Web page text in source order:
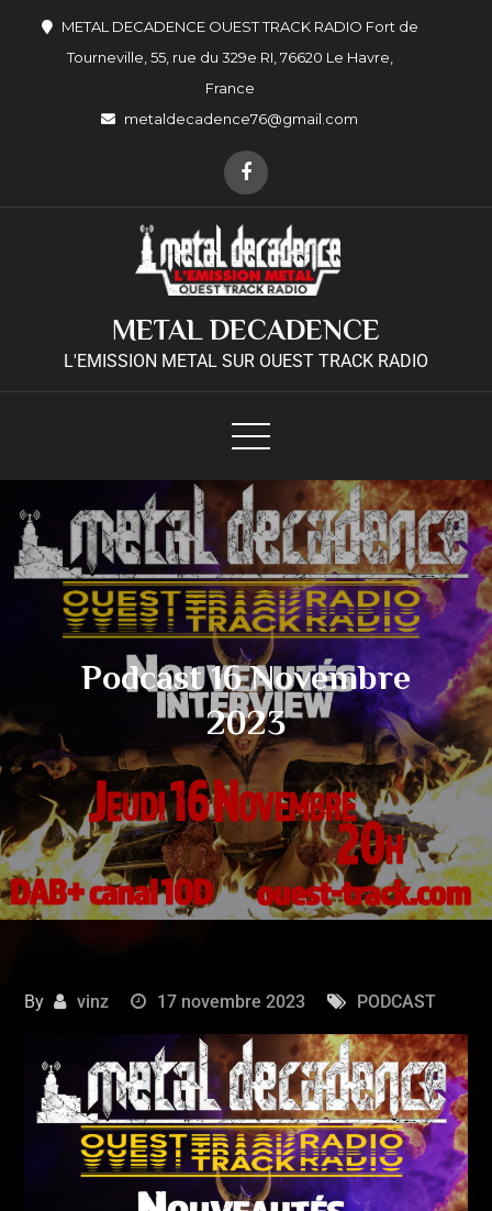
METAL DECADENCE OUEST TRACK RADIO Fort de
Tourneville, 55, rue du 329e RI, 76620 Le Havre,
France
metaldecadence76@gmail.com
METAL DECADENCE
L'EMISSION METAL SUR OUEST TRACK RADIO
Podcast 16 Novembre
2023
By vinz 17 novembre 2023 PODCAST